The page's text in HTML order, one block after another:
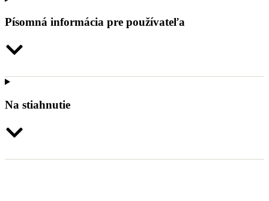
Písomná informácia pre používateľa
Na stiahnutie